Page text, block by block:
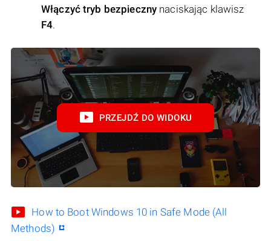
Włączyć tryb bezpieczny naciskając klawisz
F4.
PRZEJDŹ DO WIDOKU
How to Boot Windows 10 in Safe Mode (All
Methods)